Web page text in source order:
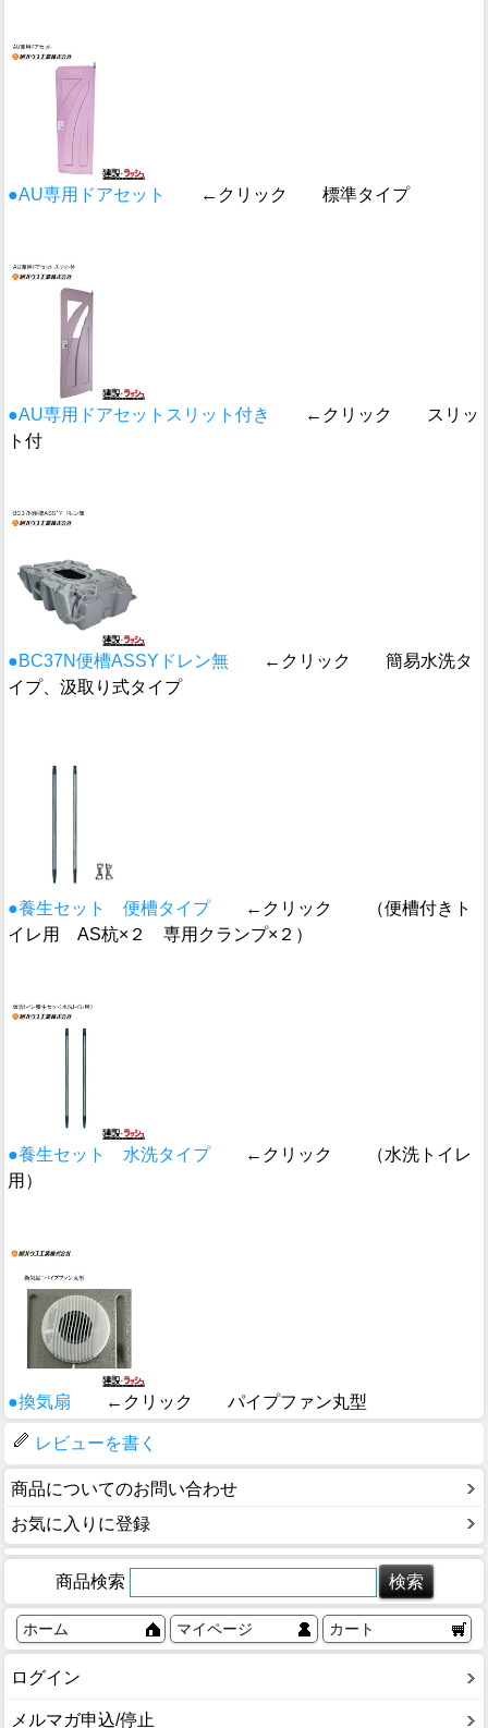
●AU専用ドアセット ←クリック 標準タイプ
●AU専用ドアセットスリット付き
←クリック スリッ
ト付
●BC37N便槽ASSYドレン無
←クリック 簡易水洗タ
イプ、汲取り式タイプ
●養生セット 便槽タイプ
←クリック （便槽付きト
イレ用 AS杭×２ 専用クランプ×２）
●養生セット 水洗タイプ
←クリック （水洗トイレ
用）
●換気扇 ←クリック パイプファン丸型
レビューを書く
商品についてのお問い合わせ
お気に入りに登録
商品検索
ホーム マイページ カート
ログイン
メルマガ申込/停止